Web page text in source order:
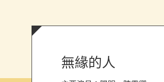
無緣的人